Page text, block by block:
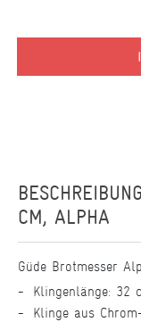
CM, ALPHA
Güde Brotmesser
Klingenlänge: 32
Klinge aus